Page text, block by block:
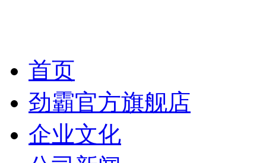
首页
劲霸官方旗舰店
企业文化